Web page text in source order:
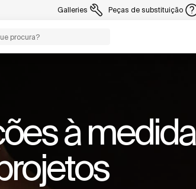
Galleries Peças de substituição
à medida